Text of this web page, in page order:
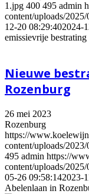
1.jpg 400 495 admin
content/uploads/
12-20 08:29:402024-
emissievrije bestrating
Nieuwe
Rozenburg
26 mei 2023
Rozenburg
https://
content/uploads/
495 admin https://
content/uploads/
05-26 09:58:142023-
Abelenlaan in